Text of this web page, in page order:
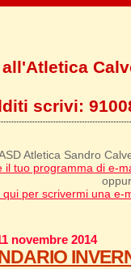
scrivi:
Atletica Sandro
il tuo programma di e-
qui per scrivermi una e-
novembre 2014